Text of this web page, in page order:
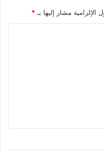
الإلزامية مشار إليها بـ*